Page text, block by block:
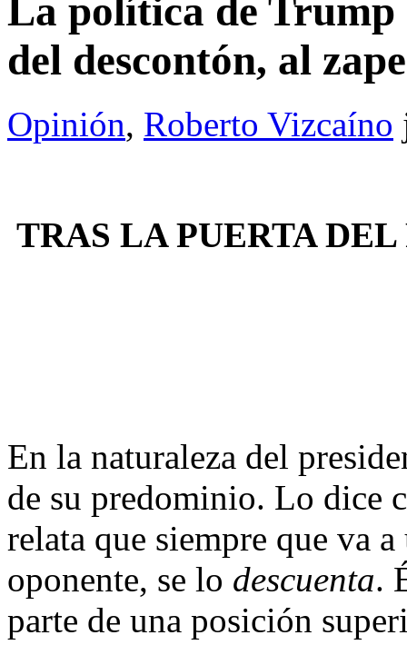
La política de Trump
del descontón, al
Opinión, Roberto Vizcaíno
TRAS LA PUERTA
En la naturaleza del
de su predominio. Lo dice
relata que siempre que va
oponente, se lo descuenta.
parte de una posición